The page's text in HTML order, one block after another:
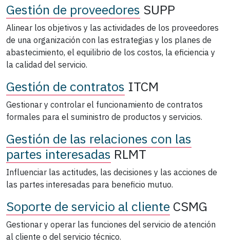
Gestión de proveedores SUPP
Alinear los objetivos y las actividades de los proveedores
de una organización con las estrategias y los planes de
abastecimiento, el equilibrio de los costos, la eficiencia y
la calidad del servicio.
Gestión de contratos ITCM
Gestionar y controlar el funcionamiento de contratos
formales para el suministro de productos y servicios.
Gestión de las relaciones con las
partes interesadas RLMT
Influenciar las actitudes, las decisiones y las acciones de
las partes interesadas para beneficio mutuo.
Soporte de servicio al cliente CSMG
Gestionar y operar las funciones del servicio de atención
al cliente o del servicio técnico.